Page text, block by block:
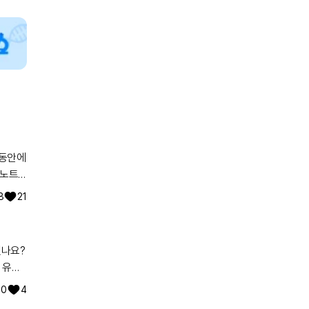
으로
해
의
숙
수
각할
과/
를
트
21
요?
전
에
0 4